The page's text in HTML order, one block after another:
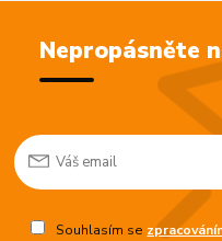
Nepropásněte
Souhlasím se